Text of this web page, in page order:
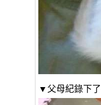
▼父母紀錄下